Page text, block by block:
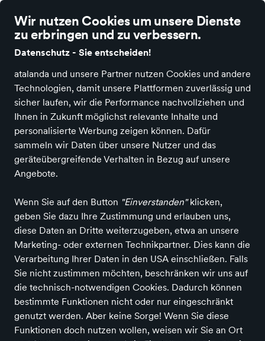
Wir nutzen Cookies um unsere Dienste
zu erbringen und zu verbessern.
Datenschutz - Sie entscheiden!
atalanda und unsere Partner nutzen Cookies und andere
Technologien, damit unsere Plattformen zuverlässig und
sicher laufen, wir die Performance nachvollziehen und
Ihnen in Zukunft möglichst relevante Inhalte und
personalisierte Werbung zeigen können. Dafür
sammeln wir Daten über unsere Nutzer und das
geräteübergreifende Verhalten in Bezug auf unsere
Angebote.
Wenn Sie auf den Button "Einverstanden"klicken,
geben Sie dazu Ihre Zustimmung und erlauben uns,
diese Daten an Dritte weiterzugeben, etwa an unsere
Marketing- oder externen Technikpartner. Dies kann die
Verarbeitung Ihrer Daten in den USA einschließen. Falls
Sie nicht zustimmen möchten, beschränken wir uns auf
die technisch-notwendigen Cookies. Dadurch können
bestimmte Funktionen nicht oder nur eingeschränkt
genutzt werden. Aber keine Sorge! Wenn Sie diese
Funktionen doch nutzen wollen, weisen wir Sie an Ort
Alle Kategorien Neuheiten Angebote Sportartikel Fashion &
Einkaufen in
Heilbronn
Bürobedarf Schreibwaren Papierprodukte
Papierprodukte in Heilbronn
ALLE FILTER
Marken Farbe Größe
1.235 Produkte